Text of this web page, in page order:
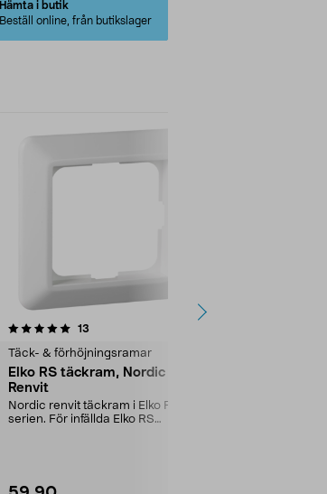
Hämta i butik
Beställ online, från butikslager
13
Täck- & förhöjningsramar
Elko RS täckram, Nordic
Renvit
Nordic renvit täckram i Elko RS-
serien. För infällda Elko RS
4.5 av 5 stjärnor